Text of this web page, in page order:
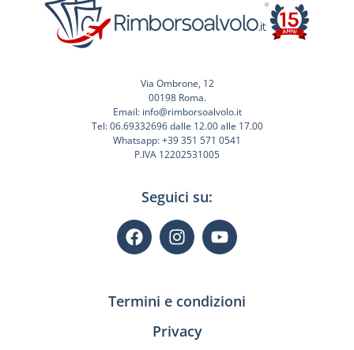
Via Ombrone, 12
00198 Roma.
Email: info@rimborsoalvolo.it
Tel: 06.69332696 dalle 12.00 alle 17.00
Whatsapp: +39 351 571 0541
P.IVA 12202531005
Seguici su:
Termini e condizioni
Privacy